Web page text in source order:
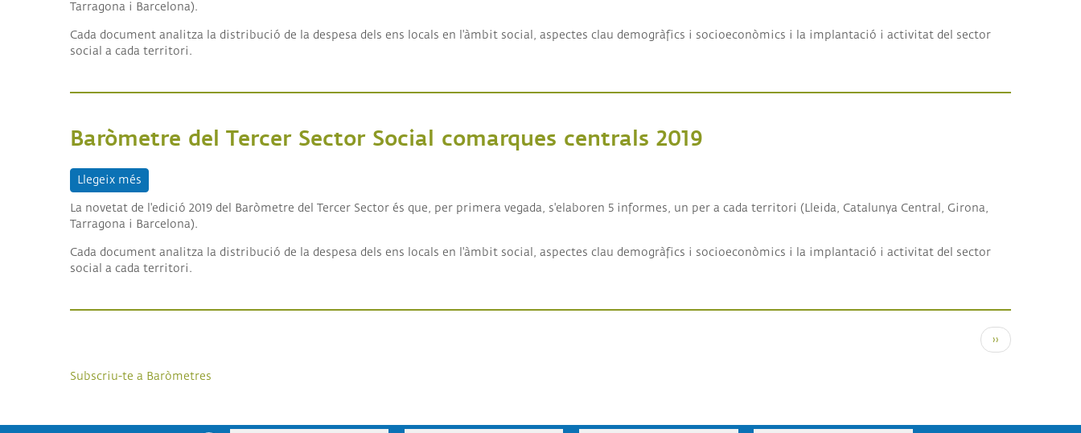
Tarragona i Barcelona).
Cada document analitza la distribució de la despesa dels ens locals en l'àmbit social, aspectes clau demogràfics i socioeconòmics i la implantació i activitat del sector
social a cada territori.
Baròmetre del Tercer Sector Social comarques centrals 2019
Llegeix més
La novetat de l'edició 2019 del Baròmetre del Tercer Sector és que, per primera vegada, s'elaboren 5 informes, un per a cada territori (Lleida, Catalunya Central, Girona,
Tarragona i Barcelona).
Cada document analitza la distribució de la despesa dels ens locals en l'àmbit social, aspectes clau demogràfics i socioeconòmics i la implantació i activitat del sector
social a cada territori.
Pàgina següent
››
Subscriu-te a Baròmetres